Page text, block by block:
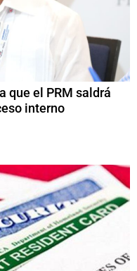
que el PRM saldrá
interno